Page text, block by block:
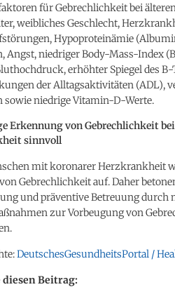
für Gebrechlichkeit bei
weibliches Geschlecht,
Hypoproteinämie
Angst, niedriger Body-Mass-Index
erhöhter Spiegel des
der Alltagsaktivitäten (ADL),
sowie niedrige Vitamin-D-Werte.
Erkennung von Gebrechlichkeit
sinnvoll
mit koronarer Herzkrankheit
Gebrechlichkeit auf. Daher
und präventive Betreuung durch
zur Vorbeugung von
DeutschesGesundheitsPortal /
diesen Beitrag: